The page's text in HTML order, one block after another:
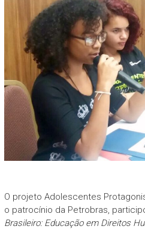
O projeto Adolescentes
o patrocínio da Petrobras,
Brasileiro: Educação em Direitos